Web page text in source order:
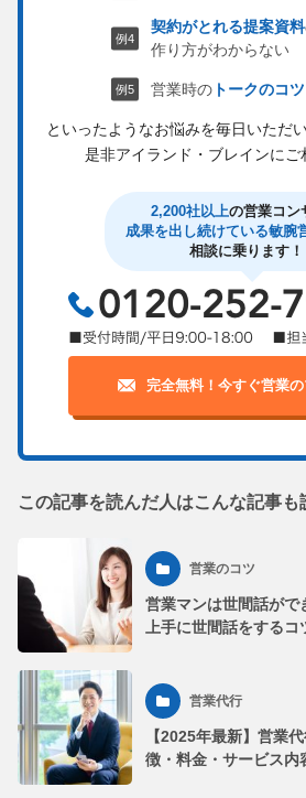
契約がとれる提案資料
作り方がわからない
営業時の トークのコツ
といったようなお悩みを毎日いただ
是非アイランド・ブレインにご
2,200社以上の営業コン
成果を出し続けている敏腕
相談に乗ります！
完全無料！今すぐ営業
この記事を読んだ人はこんな記事も
営業のコツ
営業マンは世間話が
上手に世間話をするコ
営業代行
【2025年最新】営業
徴・料金・サービス内